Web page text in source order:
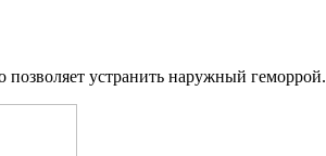
устранить наружный геморрой.